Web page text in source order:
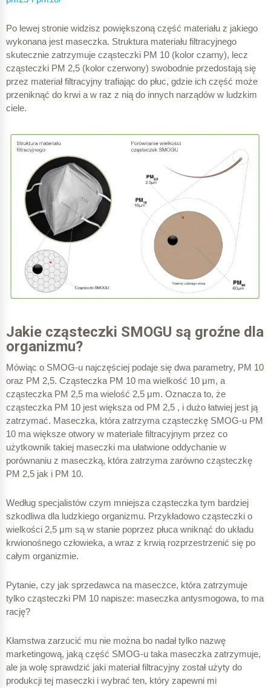
Po lewej stronie widzisz powiększoną część materiału z jakiego
wykonana jest maseczka. Struktura materiału filtracyjnego
skutecznie zatrzymuje cząsteczki PM 10 (kolor czarny), lecz
cząsteczki PM 2,5 (kolor czerwony) swobodnie przedostają się
przez materiał filtracyjny trafiając do płuc, gdzie ich część może
przeniknąć do krwi a w raz z nią do innych narządów w ludzkim
ciele.
Jakie cząsteczki SMOGU są groźne dla
organizmu?
Mówiąc o SMOG-u najczęściej podaje się dwa parametry, PM 10
oraz PM 2,5. Cząsteczka PM 10 ma wielkość 10 μm, a
cząsteczka PM 2,5 ma wielość 2,5 μm. Oznacza to, że
cząsteczka PM 10 jest większa od PM 2,5 , i dużo łatwiej jest ją
zatrzymać. Maseczka, która zatrzyma cząsteczkę SMOG-u PM
10 ma większe otwory w materiale filtracyjnym przez co
użytkownik takiej maseczki ma ułatwione oddychanie w
porównaniu z maseczką, która zatrzyma zarówno cząsteczkę
PM 2,5 jak i PM 10.
Według specjalistów czym mniejsza cząsteczka tym bardziej
szkodliwa dla ludzkiego organizmu. Przykładowo cząsteczki o
wielkości 2,5 μm są w stanie poprzez płuca wniknąć do układu
krwionośnego człowieka, a wraz z krwią rozprzestrzenić się po
całym organizmie.
Pytanie, czy jak sprzedawca na maseczce, która zatrzymuje
tylko cząsteczki PM 10 napisze: maseczka antysmogowa, to ma
rację?
Kłamstwa zarzucić mu nie można bo nadał tylko nazwę
marketingową, jaką część SMOG-u taka maseczka zatrzymuje,
ale ja wolę sprawdzić jaki materiał filtracyjny został użyty do
produkcji tej maseczki i wybrać ten, który zapewni mi